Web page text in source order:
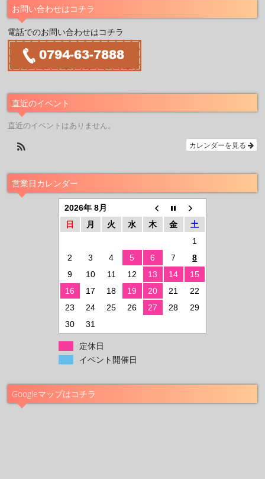
お問い合わせはコチラ
電話でのお問い合わせはコチラ
直近のイベント
直近のイベントはありません。
カレンダーを見る
営業日カレンダー
2026年 8月
日
月 火 水 木 金
土
1
2
3 4 5 6 7
8
9
10 11 12 13 14
15
16
17 18 19 20 21
22
23
24 25 26 27 28
29
30
31
定休日
イベント開催日
Googleマップはコチラ